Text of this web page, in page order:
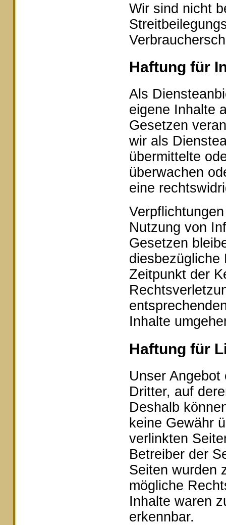
Wir sind nicht
Haftung für
Als
eigene Inhalte
Gesetzen
wir als
übermittelte
überwachen
eine
Nutzung von
Gesetzen
diesbezügliche
Zeitpunkt der
Inhalte
Haftung für
Unser
Dritter, auf
Deshalb
keine Gewähr
verlinkten
Betreiber der
Seiten wurden
mögliche
Inhalte waren
erkennbar.